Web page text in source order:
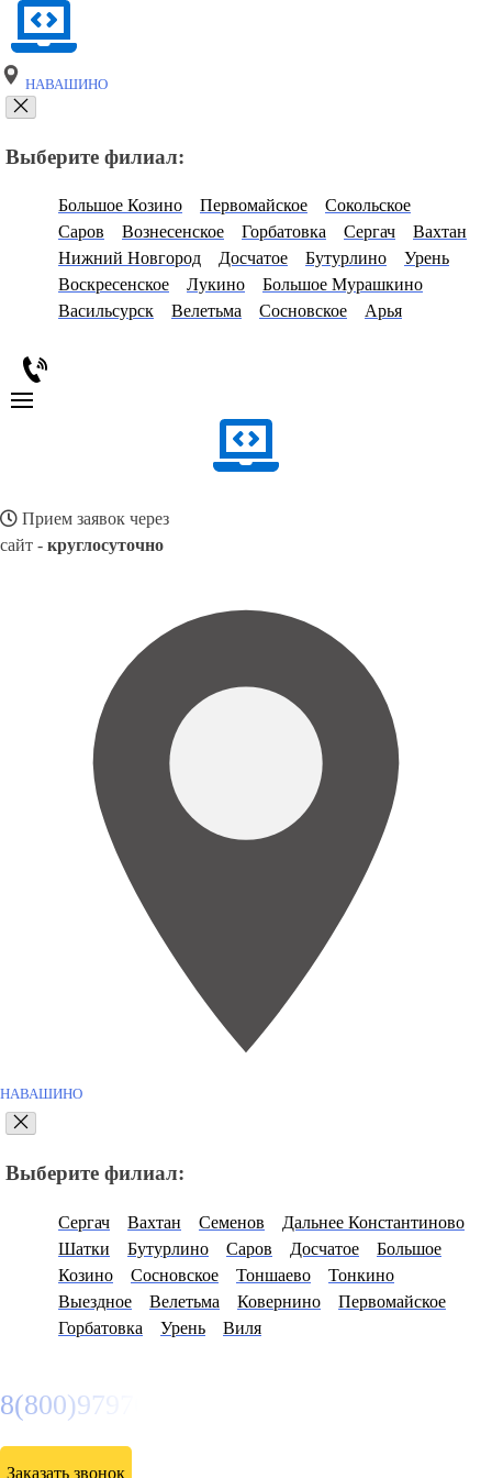
НАВАШИНО
Выберите филиал:
Большое Козино Первомайское
Сокольское
Саров
Вознесенское Горбатовка Сергач
Вахтан
Нижний Новгород
Досчатое Бутурлино
Урень
Воскресенское
Лукино
Большое Мурашкино
Васильсурск
Велетьма Сосновское Арья
Прием заявок через
сайт - круглосуточно
НАВАШИНО
Выберите филиал:
Сергач Вахтан Семенов
Дальнее Константиново
Шатки
Бутурлино Саров Досчатое
Большое
Козино
Сосновское Тоншаево
Тонкино
Выездное
Велетьма Ковернино
Первомайское
Горбатовка
Урень Виля
8(800)9797043
Заказать звонок